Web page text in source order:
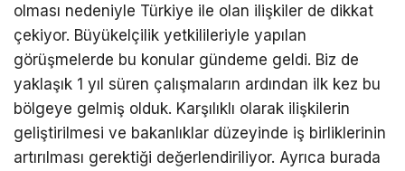
olması nedeniyle Türkiye ile olan ilişkiler de dikkat
çekiyor. Büyükelçilik yetkilileriyle yapılan
görüşmelerde bu konular gündeme geldi. Biz de
yaklaşık 1 yıl süren çalışmaların ardından ilk kez bu
bölgeye gelmiş olduk. Karşılıklı olarak ilişkilerin
geliştirilmesi ve bakanlıklar düzeyinde iş birliklerinin
artırılması gerektiği değerlendiriliyor. Ayrıca burada